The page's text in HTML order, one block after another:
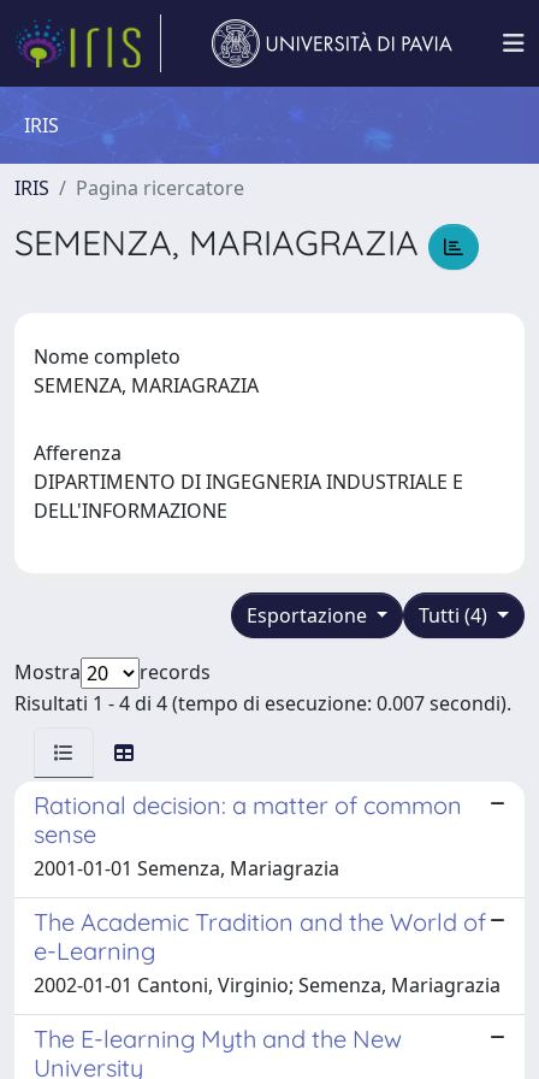
IRIS
IRIS Pagina ricercatore
SEMENZA, MARIAGRAZIA
Nome completo
SEMENZA, MARIAGRAZIA
Afferenza
DIPARTIMENTO DI INGEGNERIA INDUSTRIALE E
DELL'INFORMAZIONE
Tutti (4)
Esportazione
Mostra
records
Risultati 1 - 4 di 4 (tempo di esecuzione: 0.007 secondi).
Rational decision: a matter of common
sense
2001-01-01 Semenza, Mariagrazia
The Academic Tradition and the World of
e-Learning
2002-01-01 Cantoni, Virginio; Semenza, Mariagrazia
The E-learning Myth and the New
University